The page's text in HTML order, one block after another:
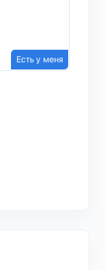
Есть у меня